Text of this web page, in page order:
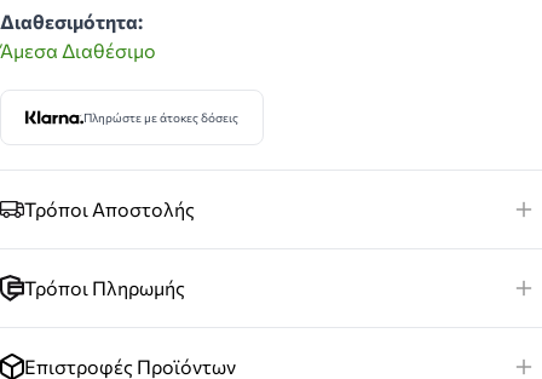
Διαθεσιμότητα:
Άμεσα Διαθέσιμο
Πληρώστε με άτοκες δόσεις
Τρόποι Αποστολής
Τρόποι Πληρωμής
Επιστροφές Προϊόντων